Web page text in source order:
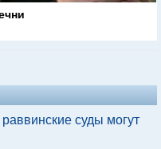
суды могут